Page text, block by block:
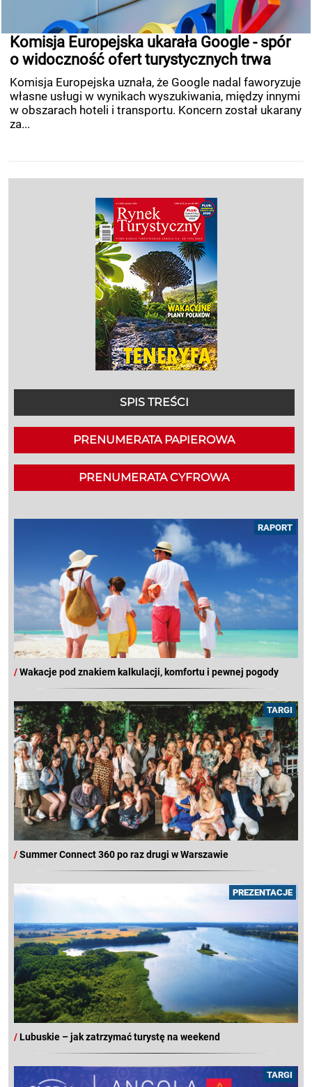
Komisja Europejska ukarała Google - spór
o widoczność ofert turystycznych trwa
Komisja Europejska uznała, że Google nadal faworyzuje
własne usługi w wynikach wyszukiwania, między innymi
w obszarach hoteli i transportu. Koncern został ukarany
za...
SPIS TREŚCI
PRENUMERATA PAPIEROWA
PRENUMERATA CYFROWA
RAPORT
/Wakacje pod znakiem kalkulacji, komfortu i pewnej pogody
TARGI
/Summer Connect 360 po raz drugi w Warszawie
PREZENTACJE
/Lubuskie – jak zatrzymać turystę na weekend
TARGI